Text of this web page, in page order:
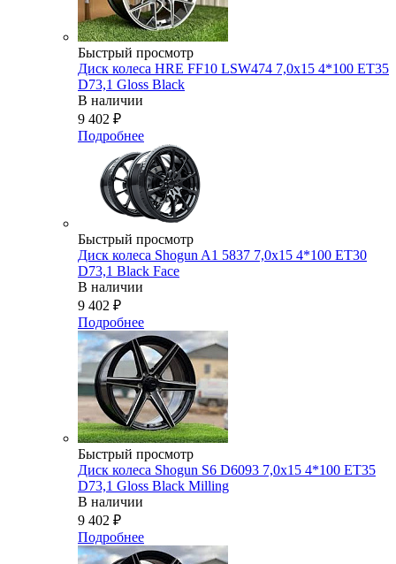
Быстрый просмотр
Диск колеса HRE FF10 LSW474 7,0x15 4*100 ET35
D73,1 Gloss Black
В наличии
9 402 ₽
Подробнее
Быстрый просмотр
Диск колеса Shogun A1 5837 7,0x15 4*100 ET30
D73,1 Black Face
В наличии
9 402 ₽
Подробнее
Быстрый просмотр
Диск колеса Shogun S6 D6093 7,0x15 4*100 ET35
D73,1 Gloss Black Milling
В наличии
9 402 ₽
Подробнее